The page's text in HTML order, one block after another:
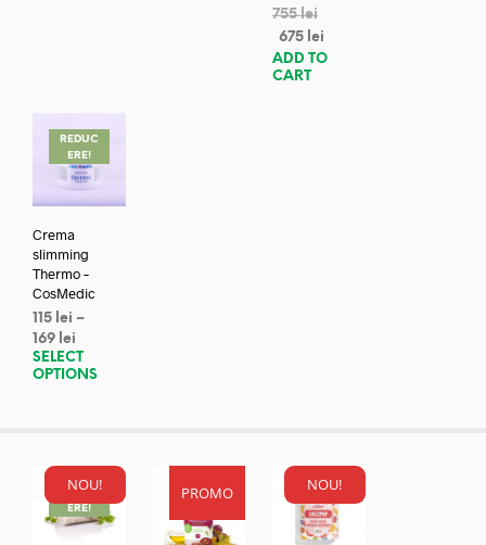
755lei
675 lei
ADD TO
CART
REDUC
ERE!
Crema
slimming
Thermo –
CosMedic
115 lei –
169 lei
SELECT
OPTIONS
NOU!
REDUC
ERE!
PROMO NOU!